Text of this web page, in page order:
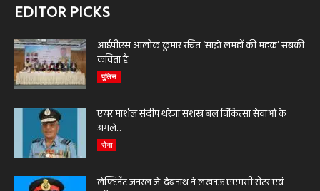
EDITOR PICKS
आईपीएस आलोक कुमार रचित ‘साझे लमहों की महक’ सबकी
कविता है
पुलिस
एयर मार्शल संदीप थरेजा सशस्त्र बल चिकित्सा सेवाओं के
अगले...
सेना
लेफ्टिनेंट जनरल जे. देबनाथ ने लखनऊ एएमसी सेंटर एवं